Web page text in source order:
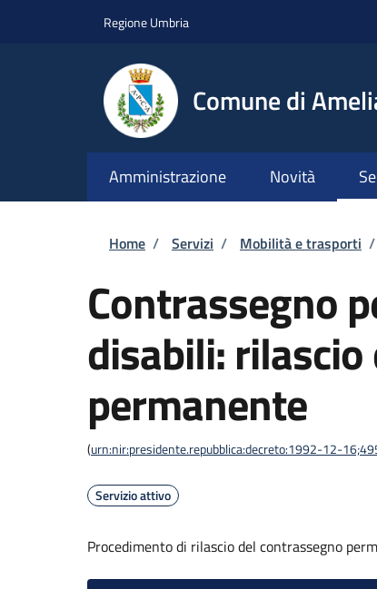
Regione Umbria
Comune di
Amministrazione Novità
Briciole di pane
Home / Servizi / Mobilità e trasporti /
Contrassegno
disabili:
permanente
(urn:nir:presidente.repubblica:decreto:1992-12-
Servizio attivo
Procedimento di rilascio del contrassegno